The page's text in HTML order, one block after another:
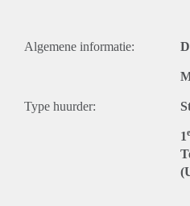
Algemene informatie:
Type huurder:
1e